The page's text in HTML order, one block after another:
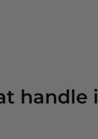
handle i